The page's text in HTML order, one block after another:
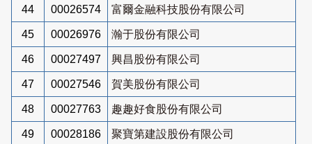
44 00026574 富爾金融科技股份有限公司
45 00026976 瀚于股份有限公司
46 00027497 興昌股份有限公司
47 00027546 賀美股份有限公司
48 00027763 趣趣好食股份有限公司
49 00028186 聚寶第建設股份有限公司